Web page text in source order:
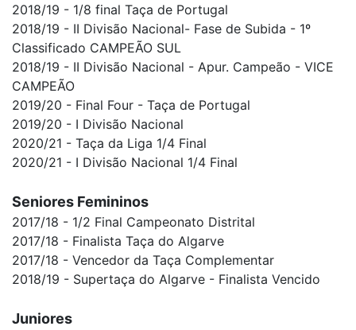
2018/19 - 1/8 final Taça de Portugal
2018/19 - II Divisão Nacional- Fase de Subida - 1º
Classificado CAMPEÃO SUL
2018/19 - II Divisão Nacional - Apur. Campeão - VICE
CAMPEÃO
2019/20 - Final Four - Taça de Portugal
2019/20 - I Divisão Nacional
2020/21 - Taça da Liga 1/4 Final
2020/21 - I Divisão Nacional 1/4 Final
Seniores Femininos
2017/18 - 1/2 Final Campeonato Distrital
2017/18 - Finalista Taça do Algarve
2017/18 - Vencedor da Taça Complementar
2018/19 - Supertaça do Algarve - Finalista Vencido
Juniores